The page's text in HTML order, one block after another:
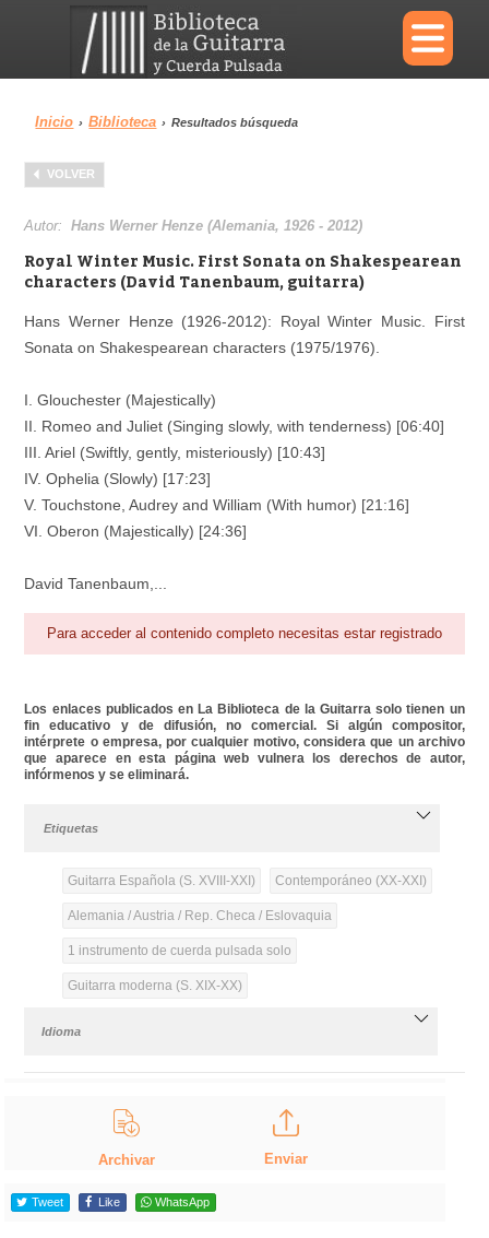
×
Menu
Biblioteca Diccionario
Inicio › Biblioteca › Resultados búsqueda
VOLVER
Autor:Hans Werner Henze (Alemania, 1926 - 2012)
Royal Winter Music. First Sonata on Shakespearean
characters (David Tanenbaum, guitarra)
Hans Werner Henze (1926-2012): Royal Winter Music. First
Sonata on Shakespearean characters (1975/1976).
I. Glouchester (Majestically)
II. Romeo and Juliet (Singing slowly, with tenderness) [06:40]
III. Ariel (Swiftly, gently, misteriously) [10:43]
IV. Ophelia (Slowly) [17:23]
V. Touchstone, Audrey and William (With humor) [21:16]
VI. Oberon (Majestically) [24:36]
David Tanenbaum,...
Para acceder al contenido completo necesitas estar registrado
Los enlaces publicados en La Biblioteca de la Guitarra solo tienen un
fin educativo y de difusión, no comercial. Si algún compositor,
intérprete o empresa, por cualquier motivo, considera que un archivo
que aparece en esta página web vulnera los derechos de autor,
infórmenos y se eliminará.
Etiquetas
Guitarra Española (S. XVIII-XXI) Contemporáneo (XX-XXI)
Alemania / Austria / Rep. Checa / Eslovaquia
1 instrumento de cuerda pulsada solo
Guitarra moderna (S. XIX-XX)
Idioma
Archivar Enviar
Tweet Like WhatsApp